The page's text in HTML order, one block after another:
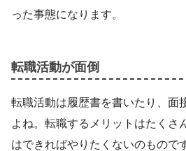
った事態になります。
転職活動が面倒
転職活動は履歴書を書いたり、面
よね。転職するメリットはたくさ
はできればやりたくないのもので